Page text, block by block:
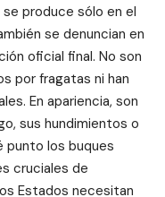
produce sólo en el
se denuncian en
oficial final. No son
por fragatas ni han
En apariencia, son
sus hundimientos o
punto los buques
cruciales de
Estados necesitan